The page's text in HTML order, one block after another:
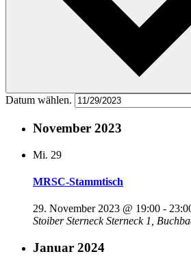
Datum wählen.
November 2023
Mi. 29
MRSC-Stammtisch
29. November 2023 @ 19:00 -
Stoiber SterneckSterneck 1,
Januar 2024